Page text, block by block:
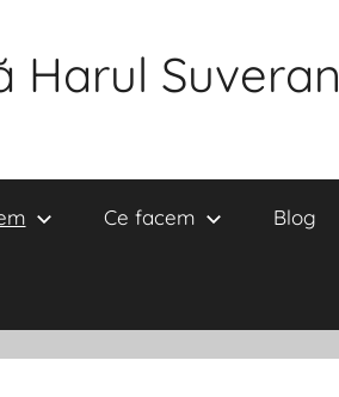
Harul Suveran
Ce facem Blog